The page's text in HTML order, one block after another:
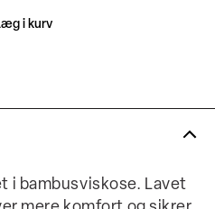
i kurv
i bambusviskose. Lavet